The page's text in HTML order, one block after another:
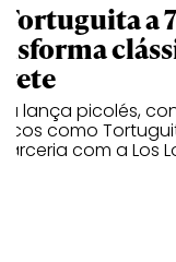
a
lança picolés,
como
com a Los